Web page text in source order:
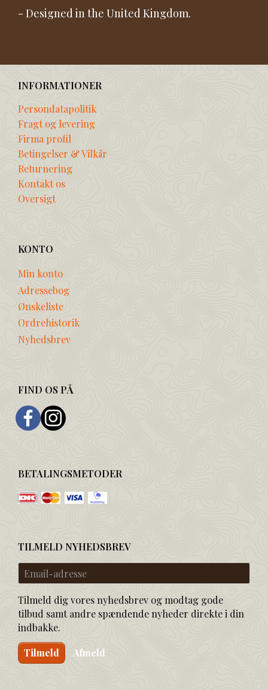
- Designed in the United Kingdom.
INFORMATIONER
Persondatapolitik
Fragt og levering
Firma profil
Betingelser & Vilkår
Returnering
Kontakt os
Oversigt
KONTO
Min konto
Adressebog
Ønskeliste
Ordrehistorik
Nyhedsbrev
FIND OS PÅ
BETALINGSMETODER
TILMELD NYHEDSBREV
Email-
adresse
Tilmeld dig vores nyhedsbrev og modtag gode
tilbud samt andre spændende nyheder direkte i din
indbakke.
Tilmeld Afmeld